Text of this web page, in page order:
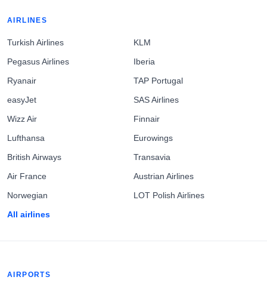
AIRLINES
Turkish Airlines
Pegasus Airlines
Ryanair
easyJet
Wizz Air
Lufthansa
British Airways
Air France
Norwegian
All airlines
KLM
Iberia
TAP Portugal
SAS Airlines
Finnair
Eurowings
Transavia
Austrian Airlines
LOT Polish Airlines
AIRPORTS